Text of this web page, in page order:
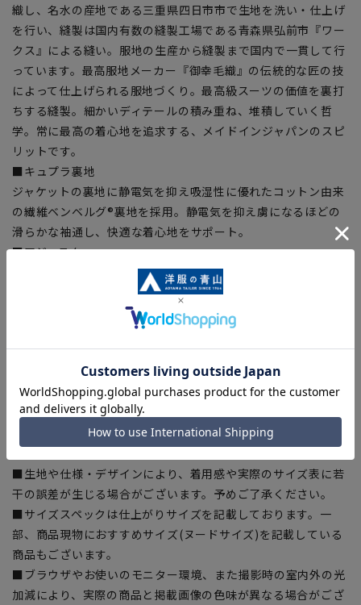
織し、名水の産地である三重県四日市市で生地を洗い・仕上げ
を行い、縫製は国内有数の縫製工場である青森県弘前市『ワー
クス』による縫い。服地の生産から縫製まで国内で一貫して行
っています。最高服地メーカー『御幸毛織』の伝統的な匠の技
によって仕上げられる服地づくり。最高級スーツの価値を裏打
ちする縫製。細かいディテールの積み重ね、堆積していく哲
学。常に最高の着心地を追求する、メイドインジャパンのスピ
リットです。
■キュプラ裏地
ジャケットの裏地に静電気を抑え吸湿性に優れたコットン由来
の繊維ベンベルグ®裏地を採用。静電気を抑え虜になるほどの
滑らかな袖通し、快適な着心地をサポート。
■アジャスター
スラックスのウエストに実寸から前後6cm可動するアジャスタ
ーを採用、多少のお腹の変化に対応可能。
【シルエット】《細め(スリム)》 (当社比)
【商品に関するご注意】
■商品画像はサンプルのため、色味やサイズ等の仕様に変更が
ある場合がございますので、予めご了承ください。
■ゆとり感には個人差があります。サイズ表を確認の上、ご購
■生地や仕様・デザインにより、着用感や実際のサイズ表に若
干の誤差が生じる場合がございます。予めご了承ください。
■サイズスペックは仕上がりサイズを記載しております。一
部、商品現物におすすめサイズ(ヌードサイズ)を記載している
商品もございます。
■ブラウザやお使いのモニター環境、また撮影時の室内外の光
加減により、実際の商品と掲載画像の色味が異なる場合がござ